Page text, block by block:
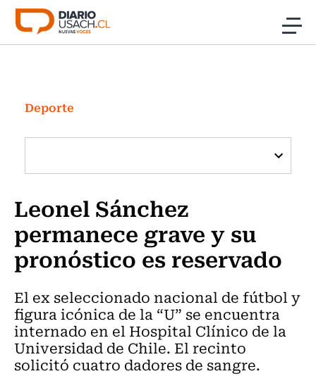
Click acá para ir directamente al contenido
Investigación
Cultura
Programas Radio y TV Usach
Deporte
Leonel Sánchez
permanece grave y su
pronóstico es reservado
El ex seleccionado nacional de fútbol y
figura icónica de la “U” se encuentra
internado en el Hospital Clínico de la
Universidad de Chile. El recinto
solicitó cuatro dadores de sangre.